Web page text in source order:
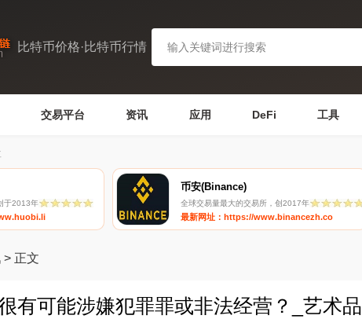
比特币价格·比特币行情
交易平台 资讯 应用 DeFi 工具
于2013年
币安(Binance)
全球交易量最大的交易所，创2017年
最新网址：https://www.binancezh.co
> 正文
有可能涉嫌犯罪罪或非法经营？_艺术品